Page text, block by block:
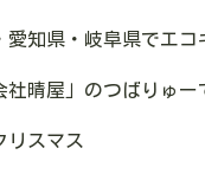
愛知県・岐阜県でエコ
社晴屋」のつばりゅー
リスマス